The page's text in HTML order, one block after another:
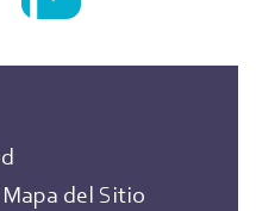
Mapa del Sitio